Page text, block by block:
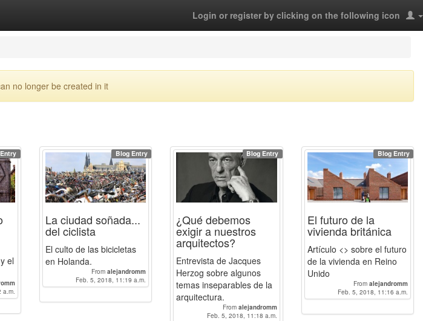
Login or register by clicking on the following icon
no longer be created in it
el
a.m.
Blog Entry
La ciudad soñada...
del ciclista
El culto de las bicicletas
en Holanda.
From alejandromm
Feb. 5, 2018, 11:19 a.m.
Blog Entry
¿Qué debemos
exigir a nuestros
arquitectos?
Entrevista de Jacques
Herzog sobre algunos
temas inseparables de la
arquitectura.
From alejandromm
Feb. 5, 2018, 11:18 a.m.
Blog Entry
El futuro de la
vivienda británica
Artículo <> sobre el futuro
de la vivienda en Reino
Unido
From alejandromm
Feb. 5, 2018, 11:16 a.m.